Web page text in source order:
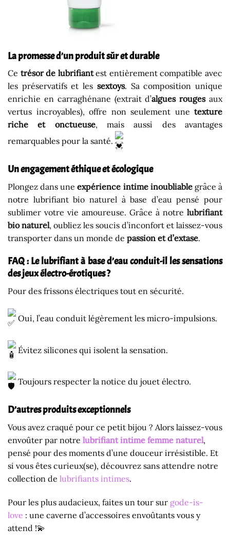
La promesse d’un produit sûr et durable
Ce trésor de lubrifiantest entièrement compatible avec
les préservatifs et les sextoys. Sa composition unique
enrichie en carraghénane (extrait d’algues rougesaux
vertus incroyables), offre non seulement une texture
riche et onctueuse, mais aussi des avantages
remarquables pour la santé.
Un engagement éthique et écologique
Plongez dans uneexpérience intime inoubliablegrâce à
notre lubrifiant bio naturel à base d’eau pensé pour
sublimer votre vie amoureuse. Grâce à notre lubrifiant
bio naturel, oubliez les soucis d’inconfort et laissez-vous
transporter dans un monde de passion et d’extase.
FAQ : Le lubrifiant à base d’eau conduit-il les sensations
des jeux électro-érotiques ?
Pour des frissons électriques tout en sécurité.
Oui, l’eau conduit légèrement les micro-impulsions.
Évitez silicones qui isolent la sensation.
Toujours respecter la notice du jouet électro.
D’autres produits exceptionnels
Vous avez craqué pour ce petit bijou ? Alors laissez-vous
envoûter par notre lubrifiant intime femme naturel,
pensé pour des moments d’une douceur irrésistible. Et
si vous êtes curieux(se), découvrez sans attendre notre
collection de lubrifiants intimes.
Pour les plus audacieux, faites un tour sur gode-is-
love : une caverne d’accessoires envoûtants vous y
attend !💫